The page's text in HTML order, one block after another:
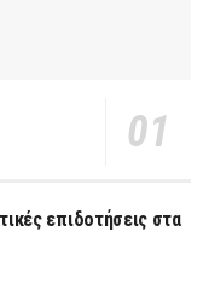
επιδοτήσεις στα